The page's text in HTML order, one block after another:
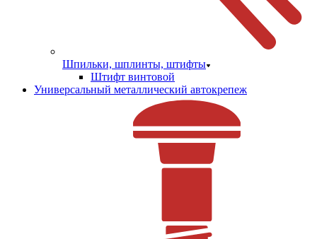
Шпильки, шплинты, штифты
Штифт винтовой
Универсальный металлический автокрепеж